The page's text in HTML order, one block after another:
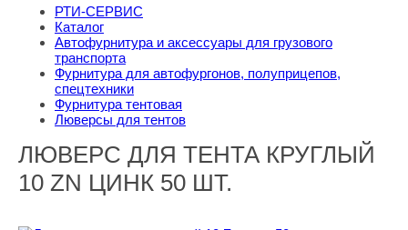
РТИ-СЕРВИС
Каталог
Автофурнитура и аксессуары для грузового
транспорта
Фурнитура для автофургонов, полуприцепов,
спецтехники
Фурнитура тентовая
Люверсы для тентов
ЛЮВЕРС ДЛЯ ТЕНТА КРУГЛЫЙ
10 ZN ЦИНК 50 ШТ.